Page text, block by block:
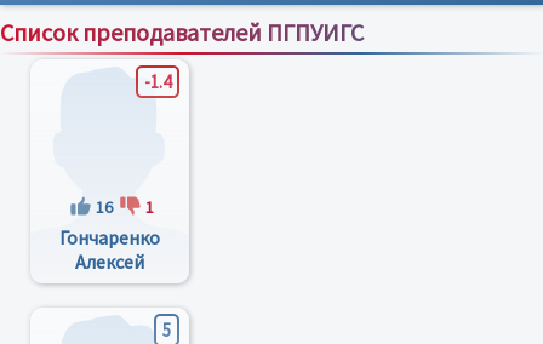
Список преподавателей ПГПУИГС
Сортировка по:имени;рейтингу;отзывам
-1.4
16 1
Гончаренко
Алексей
Николаевич
5